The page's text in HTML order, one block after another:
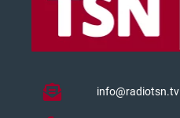
info@radiotsn.tv